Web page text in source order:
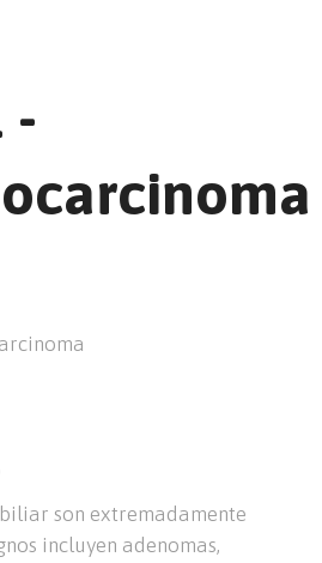
-
son extremadamente
incluyen adenomas,